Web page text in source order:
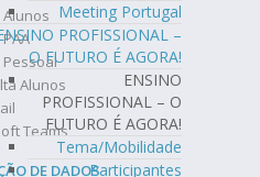
Meeting Portugal
PROFISSIONAL –
O FUTURO É AGORA!
ENSINO
PROFISSIONAL – O
FUTURO É AGORA!
Tema/Mobilidade
Participantes
Alunos
Teams
DE DADOS